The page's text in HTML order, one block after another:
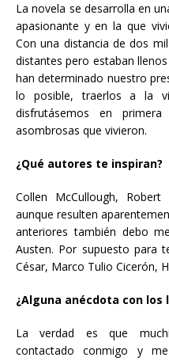
La novela se desarrolla en
apasionante y en la que
Con una distancia de dos
distantes pero estaban
han determinado nuestro
lo posible, traerlos a la
disfrutásemos en
asombrosas que vivieron.
¿Qué autores te inspiran?
Collen McCullough,
aunque resulten
anteriores también debo
Austen. Por supuesto para
César, Marco Tulio Cicerón,
¿Alguna anécdota con los
La verdad es que
contactado conmigo y